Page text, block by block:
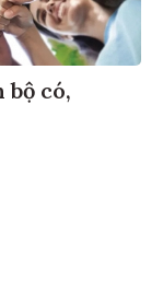
bộ có,